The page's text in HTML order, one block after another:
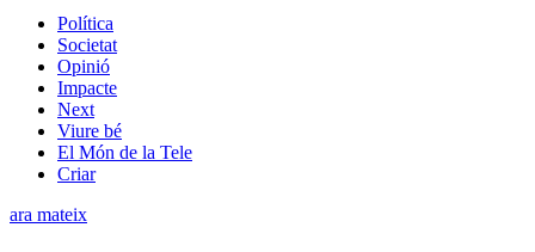
Política
Societat
Opinió
Impacte
Next
Viure bé
El Món de la Tele
Criar
ara mateix